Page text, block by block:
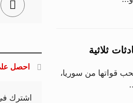
ثلاثية
قواتها من سوريا،
احصل
اشترك